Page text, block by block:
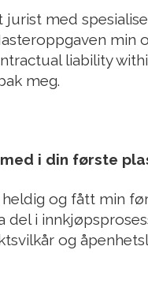
jurist med
min
liability
meg.
i din første
og fått min
del i
og